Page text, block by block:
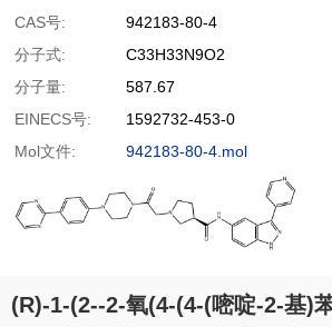
CAS号:
942183-80-4
分子式:
C33H33N9O2
分子量:
587.67
EINECS号:
1592732-453-0
Mol文件:
942183-80-4.mol
(R)-1-(2--2-氧(4-(4-(嘧啶-2-基)